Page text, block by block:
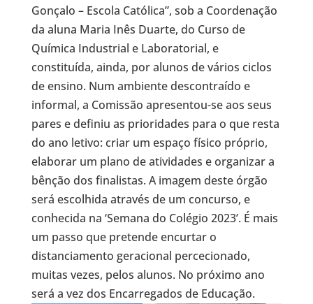
Gonçalo – Escola Católica”, sob a Coordenação
da aluna Maria Inês Duarte, do Curso de
Química Industrial e Laboratorial, e
constituída, ainda, por alunos de vários ciclos
de ensino. Num ambiente descontraído e
informal, a Comissão apresentou-se aos seus
pares e definiu as prioridades para o que resta
do ano letivo: criar um espaço físico próprio,
elaborar um plano de atividades e organizar a
bênção dos finalistas. A imagem deste órgão
será escolhida através de um concurso, e
conhecida na ‘Semana do Colégio 2023’. É mais
um passo que pretende encurtar o
distanciamento geracional percecionado,
muitas vezes, pelos alunos. No próximo ano
será a vez dos Encarregados de Educação.